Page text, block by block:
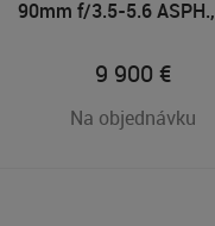
90mm f/3.5-5.6 ASPH.,
9 900 €
Na objednávku